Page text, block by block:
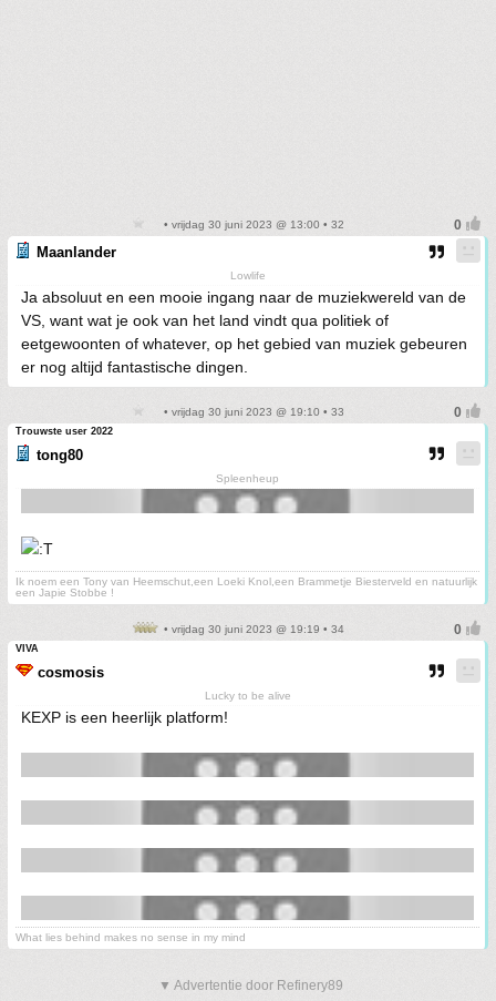
• vrijdag 30 juni 2023 @ 13:00 • 32
Maanlander
Lowlife
Ja absoluut en een mooie ingang naar de muziekwereld van de
VS, want wat je ook van het land vindt qua politiek of
eetgewoonten of whatever, op het gebied van muziek gebeuren
er nog altijd fantastische dingen.
• vrijdag 30 juni 2023 @ 19:10 • 33
Trouwste user 2022
tong80
Spleenheup
Ik noem een Tony van Heemschut,een Loeki Knol,een Brammetje Biesterveld en natuurlijk
een Japie Stobbe !
• vrijdag 30 juni 2023 @ 19:19 • 34
VIVA
cosmosis
Lucky to be alive
KEXP is een heerlijk platform!
What lies behind makes no sense in my mind
▼ Advertentie door Refinery89